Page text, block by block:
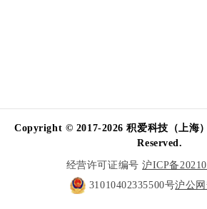
Copyright © 2017-2026 积爱科技（上海
Reserved.
经营许可证编号沪ICP备
31010402335500号沪公